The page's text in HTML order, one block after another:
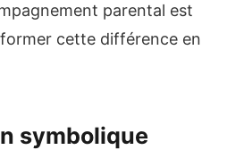
parental est
cette différence en
symbolique